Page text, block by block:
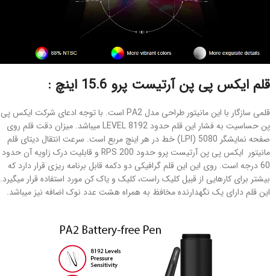
قلم ایکس پی پن آرتیست پرو 15.6 اینچ :
قلمی سازگار با این مانیتور طراحی مدل PA2 است. با توجه ادعای شرکت ایکس پی
پن حساسیت به فشار این قلم حدود 8192 LEVEL میباشد. میزان دقت قلم روی
صفحه نمایشگر 5080 (LPI) خط در هر اینچ مربع است. سرعت انتقال دیتای قلم
مانیتور ایکس پی پن آرتیست پرو حدود 200 RPS و قابلیت درک زاویه آن حدود
60 درجه است. روی این این قلم گرافیکی دو دکمه قابل برنامه ریزی قرار دارد که
بیشتر برای کارهایی از قبیل کلیک راست، کلیک و یاک کن مورد استفاده قرار میگیرد.
این قلم دارای یک نگهدارنده مخافظ به همراه هشت عدد نوک اضافه نیز میباشد.